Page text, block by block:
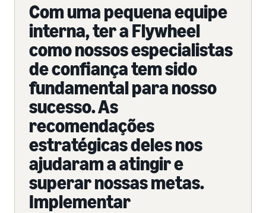
Com uma pequena equipe
interna, ter a Flywheel
como nossos especialistas
de confiança tem sido
fundamental para nosso
sucesso. As
recomendações
estratégicas deles nos
ajudaram a atingir e
superar nossas metas.
Implementar